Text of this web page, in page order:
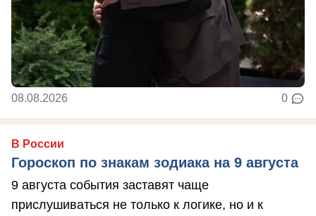
08.08.2026 0
В России
Гороскоп по знакам зодиака на 9 августа
9 августа события заставят чаще
прислушиваться не только к логике, но и к